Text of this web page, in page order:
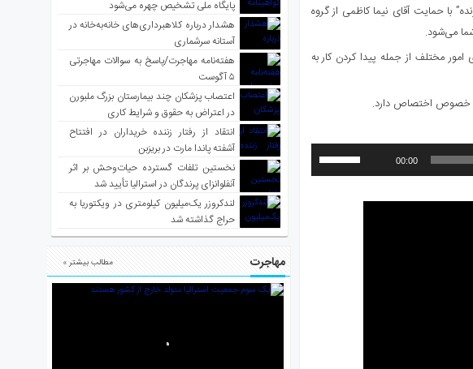
با حمایت آقای نیما کاظمی از گروه
می‌شود.
مختلف از جمله پیدا کردن کار به
خصوص اختصاص دارد.
00:00
افزایش
پایگاه ملی تشخیص چهره می‌شود
هشدار درباره کلاهبرداری‌های خانه‌به‌خانه در
آستانه سرشماری
هفته‌نامه مهاجرت/پاسخ به سوالات مهاجرتی
۵ آگوست
اعتصاب پزشکان چند بیمارستان بزرگ ملبورن
در اعتراض به حقوق و شرایط کاری
انتقاد از رفتار زننده خریداران در افتتاح
آشفته پاندا مارت در بریزبن
نخستین تلفات گسترده حیات‌وحش بر اثر
آنفلوانزای پرندگان در استرالیا تأیید شد
لندکروزر یک‌میلیون کیلومتری در ویکتوریا به
حراج گذاشته شد
مهاجرت مطالب بیشتر »